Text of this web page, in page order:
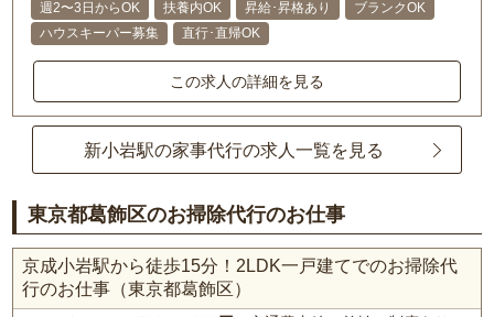
週2〜3日からOK 扶養内OK 昇給･昇格あり
ブランクOK
ハウスキーパー募集
直行･直帰OK
この求人の詳細を見る
新小岩駅の家事代行の求人一覧を見る
東京都葛飾区のお掃除代行のお仕事
京成小岩駅から徒歩15分！2LDK一戸建てでのお掃除代
行のお仕事（東京都葛飾区）